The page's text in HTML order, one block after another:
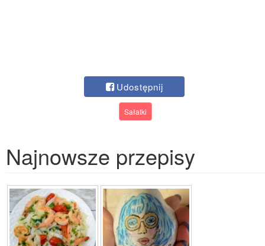
Udostępnij
Sałatki
Najnowsze przepisy